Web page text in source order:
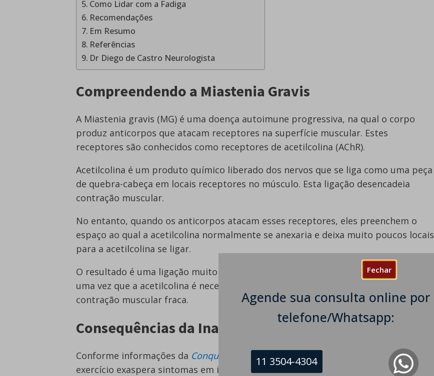
Fechar
Agende sua consulta online por
telefone/Whatsapp:
11 3504-4304
Como Lidar com a Fadiga
Recomendações
Em Resumo
Referências
Dr Diego de Castro Neurologista
Compreendendo a Miastenia Gravis
A Miastenia gravis (MG) é uma doença autoimune progressiva, na qual o corpo
produz anticorpos que atacam receptores na superfície muscular. Estes
receptores são conhecidos como receptores de acetilcolina (AChR).
Acetilcolina é um produto químico liberado dos nervos que se liga como uma peça
de quebra-cabeça em locais receptores no músculo. Esta ligação desencadeia
contração muscular.
No entanto, quando os anticorpos atacam esses receptores, eles preenchem o
espaço ao qual a acetilcolina normalmente se anexaria e deixa muito poucos locais
para a acetilcolina se ligar.
O resultado é uma ligação muito ruim de acetilcolina nos receptores musculares;
uma vez que a acetilcolina é necessária para contração muscular, isso causará
contração muscular fraca.
Consequências da Inatividade na Miastenia
Conforme informações da Conquer Myasthenia, em geral, a razão pela qual o
exercício exaspera sintomas em indivíduos com MG é devido à inatividade pré-